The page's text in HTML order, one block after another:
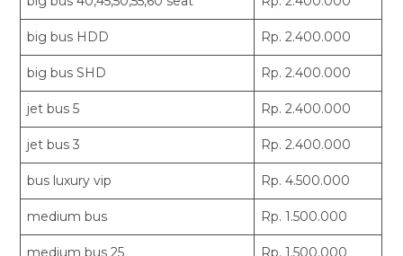
big bus HDD Rp. 2.400.000
big bus SHD Rp. 2.400.000
jet bus 5 Rp. 2.400.000
jet bus 3 Rp. 2.400.000
bus luxury vip Rp. 4.500.000
medium bus Rp. 1.500.000
medium bus 25 Rp. 1.500.000